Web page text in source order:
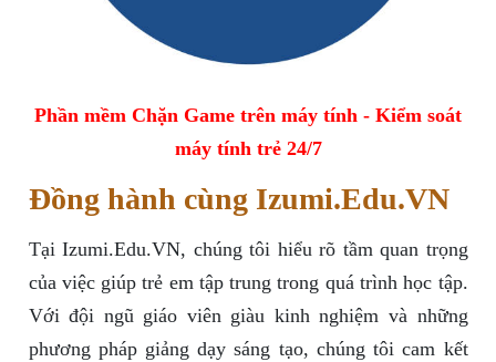
Phần mềm Chặn Game trên máy tính - Kiểm soát
máy tính trẻ 24/7
Đồng hành cùng Izumi.Edu.VN
Tại Izumi.Edu.VN, chúng tôi hiểu rõ tầm quan trọng
của việc giúp trẻ em tập trung trong quá trình học tập.
Với đội ngũ giáo viên giàu kinh nghiệm và những
phương pháp giảng dạy sáng tạo, chúng tôi cam kết